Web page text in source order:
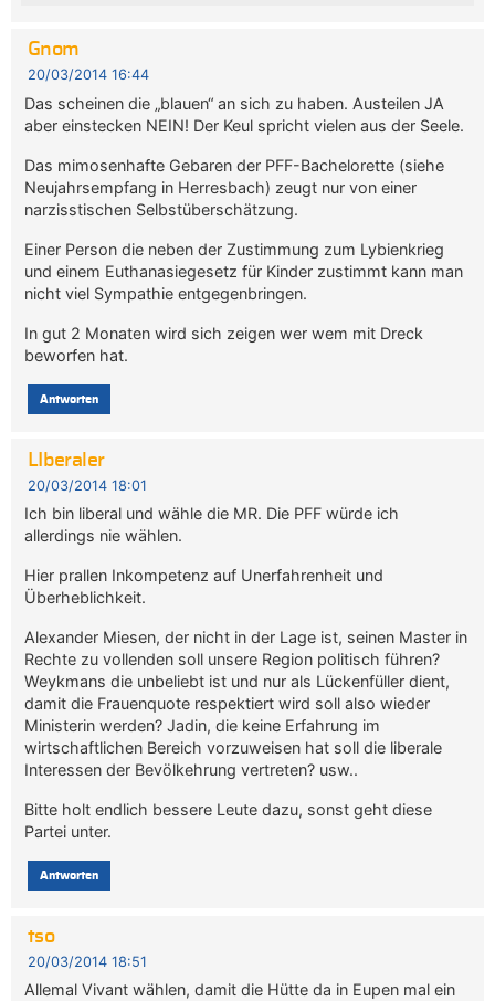
Gnom
20/03/2014 16:44
Das scheinen die „blauen“ an sich zu haben. Austeilen JA
aber einstecken NEIN! Der Keul spricht vielen aus der Seele.
Das mimosenhafte Gebaren der PFF-Bachelorette (siehe
Neujahrsempfang in Herresbach) zeugt nur von einer
narzisstischen Selbstüberschätzung.
Einer Person die neben der Zustimmung zum Lybienkrieg
und einem Euthanasiegesetz für Kinder zustimmt kann man
nicht viel Sympathie entgegenbringen.
In gut 2 Monaten wird sich zeigen wer wem mit Dreck
beworfen hat.
Antworten
LIberaler
20/03/2014 18:01
Ich bin liberal und wähle die MR. Die PFF würde ich
allerdings nie wählen.
Hier prallen Inkompetenz auf Unerfahrenheit und
Überheblichkeit.
Alexander Miesen, der nicht in der Lage ist, seinen Master in
Rechte zu vollenden soll unsere Region politisch führen?
Weykmans die unbeliebt ist und nur als Lückenfüller dient,
damit die Frauenquote respektiert wird soll also wieder
Ministerin werden? Jadin, die keine Erfahrung im
wirtschaftlichen Bereich vorzuweisen hat soll die liberale
Interessen der Bevölkehrung vertreten? usw..
Bitte holt endlich bessere Leute dazu, sonst geht diese
Partei unter.
Antworten
tso
20/03/2014 18:51
Allemal Vivant wählen, damit die Hütte da in Eupen mal ein